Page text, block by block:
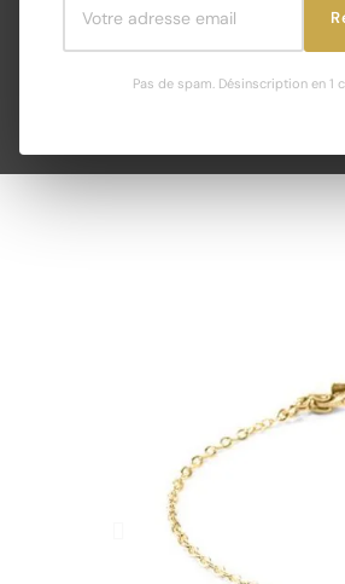
Pas de spam. Désinscription en 1
Accueil Bracelet Maille